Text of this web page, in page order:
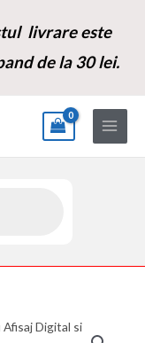
livrare este
de la 30 lei.